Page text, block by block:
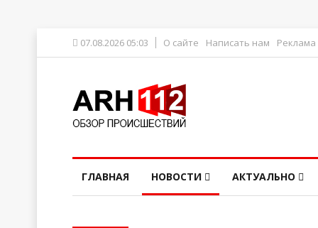
07.08.2026 05:03 О сайте Написать нам Реклама
ГЛАВНАЯ НОВОСТИ АКТУАЛЬНО